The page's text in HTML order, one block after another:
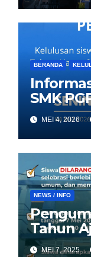
BERANDA
SMK
MEI 4, 2026
NEWS / INFO
Tahun
MEI 7, 2025